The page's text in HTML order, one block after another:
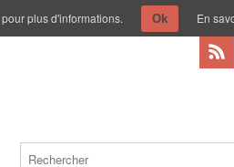
plus d'informations. Ok En